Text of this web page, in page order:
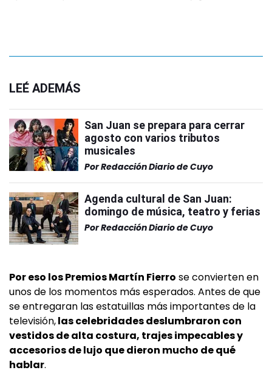
LEÉ ADEMÁS
San Juan se prepara para cerrar
agosto con varios tributos
musicales
PorRedacción Diario de Cuyo
Agenda cultural de San Juan:
domingo de música, teatro y ferias
PorRedacción Diario de Cuyo
Por eso los Premios Martín Fierro se convierten en
unos de los momentos más esperados. Antes de que
se entregaran las estatuillas más importantes de la
televisión,las celebridades deslumbraron con
vestidos de alta costura, trajes impecables y
accesorios de lujo que dieron mucho de qué
hablar.